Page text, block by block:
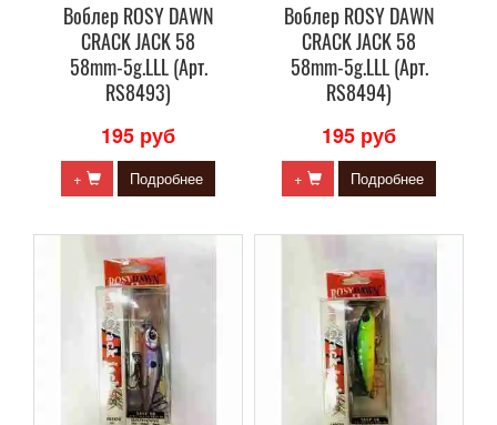
Воблер ROSY DAWN
CRACK JACK 58
58mm-5g.LLL (Арт.
RS8493)
195 руб
+ Подробнее
Воблер ROSY DAWN
CRACK JACK 58
58mm-5g.LLL (Арт.
RS8494)
195 руб
+ Подробнее